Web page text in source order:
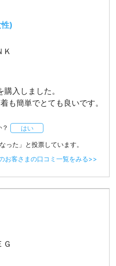
)
Ｋ
入しました。
も簡単でとても良いです。
はい
った」と投票しています。
お客さまの口コミ一覧をみる>>
Ｇ